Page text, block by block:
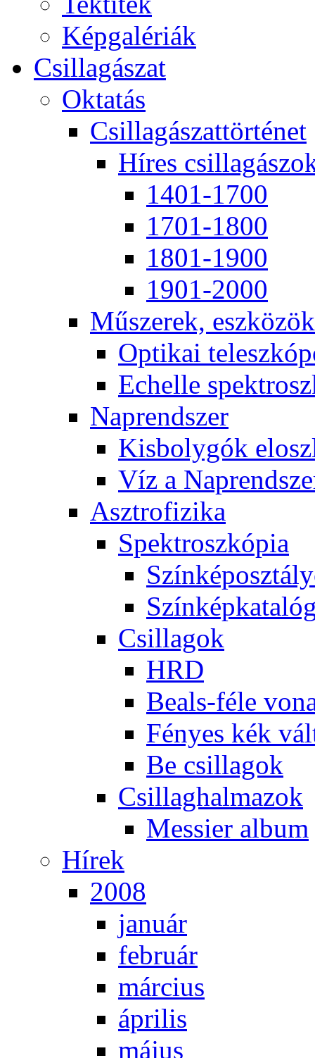
Kép­ga­lé­ri­ák
Csil­la­gá­szat
Ok­ta­tás
Csil­la­gá­szat­tör­té­net
Hí­res
1401-1700
1701-1800
1801-1900
1901-2000
Mű­sze­rek, esz­kö­zök
Op­ti­kai
Echel­le
Nap­rend­szer
Kis­boly­gók
Víz a
Aszt­ro­fi­zi­ka
Spekt­rosz­kó­pia
Csil­la­gok
HRD
Be­als-fé­le
Fé­nyes kék
Be csil­la­gok
Csil­lag­hal­ma­zok
Mes­si­er al­bum
Hí­rek
2008
ja­nu­ár
feb­ru­ár
már­ci­us
áp­ri­lis
má­jus